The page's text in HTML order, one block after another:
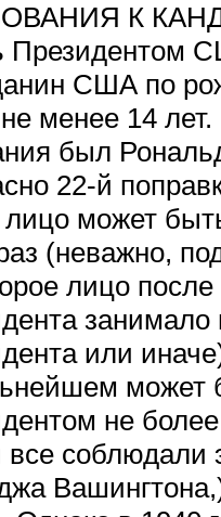
К
Президентом
США по
менее 14
был
22-й
лицо может
(неважно,
лицо
занимало
или
может
не
все соблюдали